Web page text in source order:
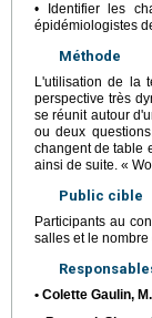
• Identifier les
épidémiologistes
Méthode
L'utilisation de la
perspective très
se réunit autour
ou deux
changent de table
ainsi de suite. «
Public cible
Participants au
salles et le
• Colette Gaulin,